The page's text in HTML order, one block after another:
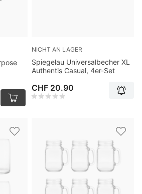
NICHT AN LAGER
Spiegelau Universalbecher XL
Authentis Casual, 4er-Set
CHF 20.90